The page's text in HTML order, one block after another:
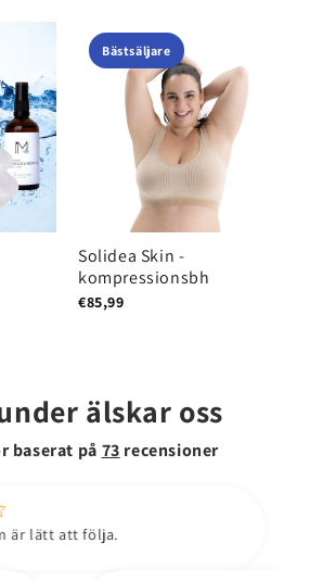
Bästsäljare
Solidea Skin -
kompressionsbh
€85,99
älskar oss
baserat på 73 recensioner